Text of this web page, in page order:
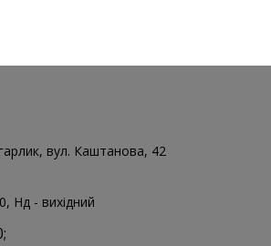
вул. Каштанова, 42
Нд - вихідний